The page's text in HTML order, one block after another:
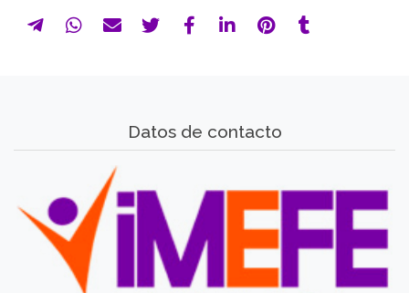
Datos de contacto